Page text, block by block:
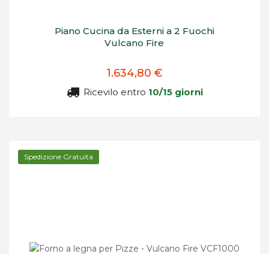
Piano Cucina da Esterni a 2 Fuochi
Vulcano Fire
1.634,80 €
Ricevilo entro 10/15 giorni
Spedizione Gratuita